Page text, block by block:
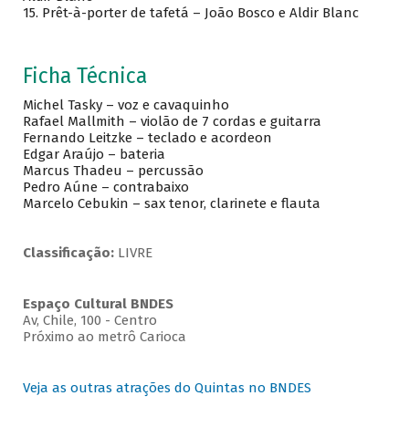
15. Prêt-à-porter de tafetá – João Bosco e Aldir Blanc
Ficha Técnica
Michel Tasky – voz e cavaquinho
Rafael Mallmith – violão de 7 cordas e guitarra
Fernando Leitzke – teclado e acordeon
Edgar Araújo – bateria
Marcus Thadeu – percussão
Pedro Aúne – contrabaixo
Marcelo Cebukin – sax tenor, clarinete e flauta
Classificação: LIVRE
Espaço Cultural BNDES
Av, Chile, 100 - Centro
Próximo ao metrô Carioca
Veja as outras atrações do Quintas no BNDES